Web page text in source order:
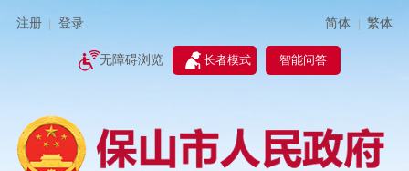
注册 登录 简体 | 繁体
无障碍浏览 长者模式 智能问答